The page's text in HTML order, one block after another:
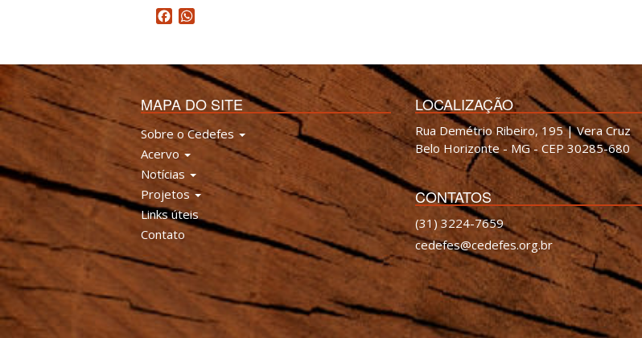
Facebook
MAPA DO SITE
Sobre o Cedefes
Acervo
Notícias
Projetos
Links úteis
Contato
LOCALIZAÇÃO
Rua Demétrio Ribeiro, 195 | Vera Cruz
Belo Horizonte - MG - CEP 30285-680
CONTATOS
(31) 3224-7659
cedefes@cedefes.org.br